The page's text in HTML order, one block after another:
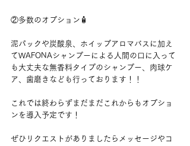
②多数のオプション🧴
泥パックや炭酸泉、ホイップアロマバスに加え
てWAFONAシャンプーによる人間の口に入って
も大丈夫な無香料タイプのシャンプー、肉球ケ
ア、歯磨きなども行っております！！
これでは終わらずまだまだこれからもオプショ
ンを導入予定です！
ぜひリクエストがありましたらメッセージやコ